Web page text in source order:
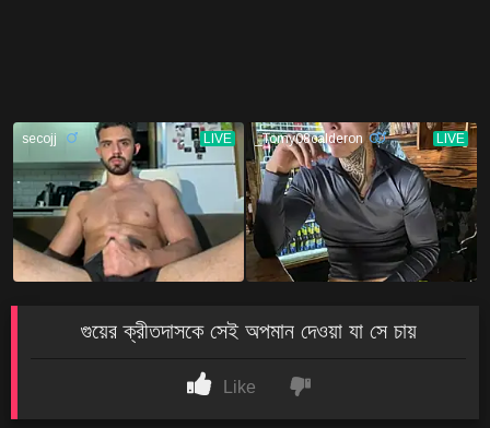
গুয়ের ক্রীতদাসকে সেই অপমান দেওয়া যা সে চায়
Like